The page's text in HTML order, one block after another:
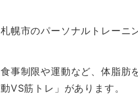
札幌市のパーソナルトレーニ
食事制限や運動など、体脂肪
動VS筋トレ」があります。